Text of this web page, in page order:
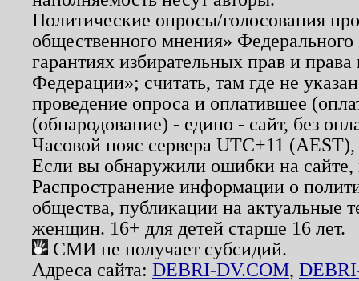
Политические опросы/голосования
общественного мнения»
гарантиях избирательных прав и
Федерации»; считать, там где не
проведение опроса и оплатившее
(обнародование) - едино - сайт, без
Часовой пояс сервера UTC+11
Если вы обнаружили ошибки на
Распространение информации о
общества, публикации на актуальные
женщин. 16+ для детей старше 16 лет.
СМИ не получает субсидий.
Адреса сайта: DEBRI-DV.COM,